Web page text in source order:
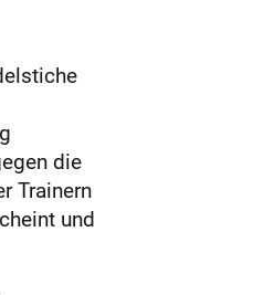
die
Trainern
und